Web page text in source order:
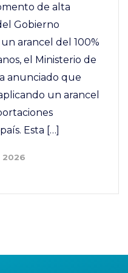
de alta
Gobierno
arancel del 100%
el Ministerio de
anunciado que
un arancel
Esta […]
2026